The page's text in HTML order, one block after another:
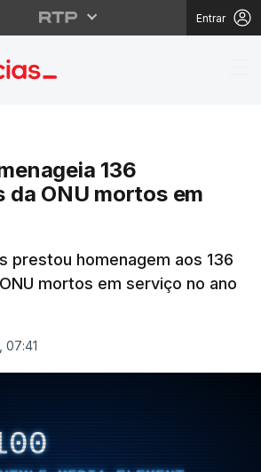
Entrar
homenageia
136
ONU mortos em
prestou homenagem aos 136
mortos em serviço no ano
07:41